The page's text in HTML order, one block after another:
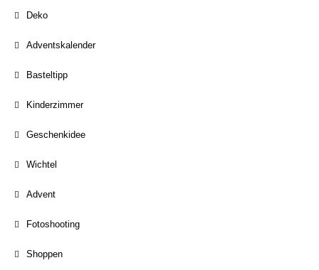
Deko
Adventskalender
Basteltipp
Kinderzimmer
Geschenkidee
Wichtel
Advent
Fotoshooting
Shoppen